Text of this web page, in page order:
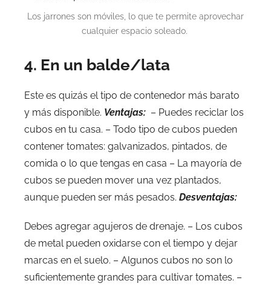
Los jarrones son móviles, lo que te permite aprovechar
cualquier espacio soleado.
4. En un balde/lata
Este es quizás el tipo de contenedor más barato
y más disponible. Ventajas: – Puedes reciclar los
cubos en tu casa. – Todo tipo de cubos pueden
contener tomates: galvanizados, pintados, de
comida o lo que tengas en casa – La mayoría de
cubos se pueden mover una vez plantados,
aunque pueden ser más pesados. Desventajas:
Debes agregar agujeros de drenaje. – Los cubos
de metal pueden oxidarse con el tiempo y dejar
marcas en el suelo. – Algunos cubos no son lo
suficientemente grandes para cultivar tomates. –